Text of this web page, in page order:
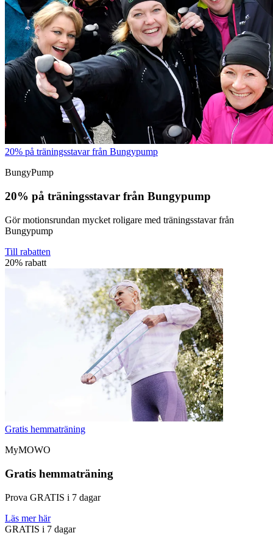
20% på träningsstavar från Bungypump
BungyPump
20% på träningsstavar från Bungypump
Gör motionsrundan mycket roligare med träningsstavar från
Bungypump
Till rabatten
20% rabatt
Gratis hemmaträning
MyMOWO
Gratis hemmaträning
Prova GRATIS i 7 dagar
Läs mer här
GRATIS i 7 dagar